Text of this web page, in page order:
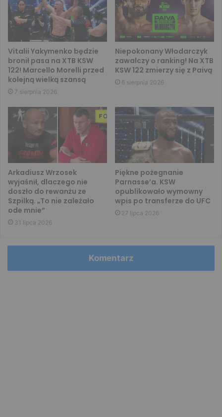
Vitalii Yakymenko będzie
bronił pasa na XTB KSW
122! Marcello Morelli przed
kolejną wielką szansą
7 sierpnia 2026
Niepokonany Włodarczyk
zawalczy o ranking! Na XTB
KSW 122 zmierzy się z Paivą
6 sierpnia 2026
Arkadiusz Wrzosek
wyjaśnił, dlaczego nie
doszło do rewanżu ze
Szpilką. „To nie zależało
ode mnie”
31 lipca 2026
Piękne pożegnanie
Parnasse’a. KSW
opublikowało wymowny
wpis po transferze do UFC
27 lipca 2026
Komentarz